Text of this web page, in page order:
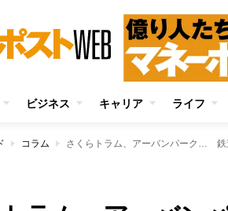
ビジネス キャリア ライフ
コラム さくらトラム、アーバンパーク… 鉄